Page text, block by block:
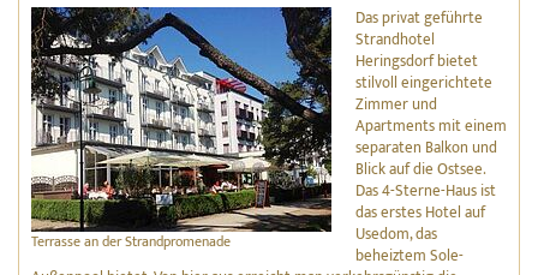
Terrasse an der Strandpromenade
Das privat geführte
Strandhotel
Heringsdorf bietet
stilvoll eingerichtete
Zimmer und
Apartments mit einem
separaten Balkon und
Blick auf die Ostsee.
Das 4-Sterne-Haus ist
das erstes Hotel auf
Usedom, das
beheiztem Sole-